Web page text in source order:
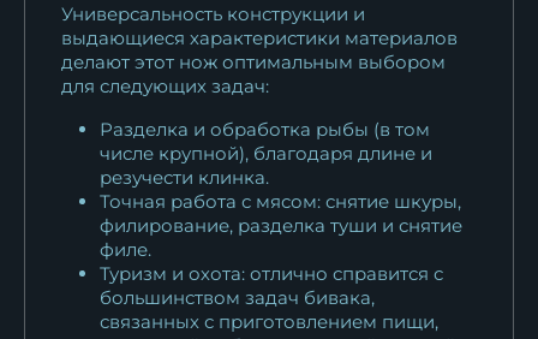
Универсальность конструкции и
выдающиеся характеристики материалов
делают этот нож оптимальным выбором
для следующих задач:
Разделка и обработка рыбы (в том
числе крупной), благодаря длине и
резучести клинка.
Точная работа с мясом: снятие шкуры,
филирование, разделка туши и снятие
филе.
Туризм и охота: отлично справится с
большинством задач бивака,
связанных с приготовлением пищи,